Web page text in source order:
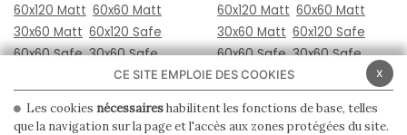
60x120 Matt 60x60 Matt
30x60 Matt 60x120 Safe
60x60 Safe 30x60 Safe
60x120 Matt 60x60 Matt
30x60 Matt 60x120 Safe
60x60 Safe 30x60 Safe
x
CE SITE EMPLOIE DES COOKIES
Les cookies nécessaireshabilitent les fonctions de base, telles
que la navigation sur la page et l'accès aux zones protégées du site.